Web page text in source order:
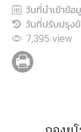
ก
ร
ม
ยุ
โ
วันที่นำเข้าข้อ
วันที่ปรับปรุง
7,395 view